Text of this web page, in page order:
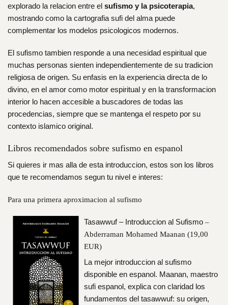
explorado la relacion entre el sufismo y la psicoterapia,
mostrando como la cartografia sufi del alma puede
complementar los modelos psicologicos modernos.
El sufismo tambien responde a una necesidad espiritual que
muchas personas sienten independientemente de su tradicion
religiosa de origen. Su enfasis en la experiencia directa de lo
divino, en el amor como motor espiritual y en la transformacion
interior lo hacen accesible a buscadores de todas las
procedencias, siempre que se mantenga el respeto por su
contexto islamico original.
Libros recomendados sobre sufismo en espanol
Si quieres ir mas alla de esta introduccion, estos son los libros
que te recomendamos segun tu nivel e interes:
Para una primera aproximacion al sufismo
Tasawwuf – Introduccion al Sufismo –
Abderraman Mohamed Maanan (19,00
EUR)
La mejor introduccion al sufismo
disponible en espanol. Maanan, maestro
sufi espanol, explica con claridad los
fundamentos del tasawwuf: su origen,